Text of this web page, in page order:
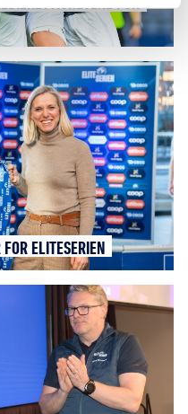
FOR
ELITESERIEN